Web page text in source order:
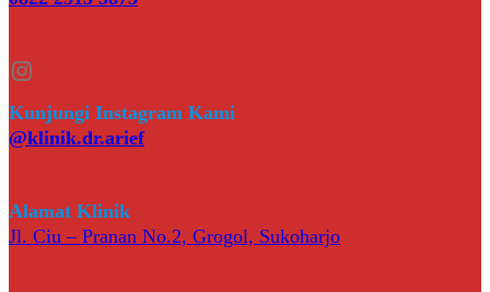
Instagram
Kunjungi Instagram Kami
@klinik.dr.arief
Alamat Klinik
Jl. Ciu – Pranan No.2, Grogol, Sukoharjo